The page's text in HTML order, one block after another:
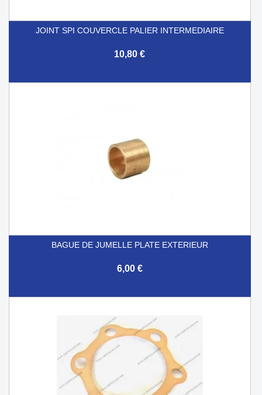
JOINT SPI COUVERCLE PALIER INTERMEDIAIRE
10,80 €
BAGUE DE JUMELLE PLATE EXTERIEUR
6,00 €